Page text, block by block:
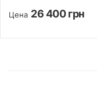
Основные
Цена 26 400 грн